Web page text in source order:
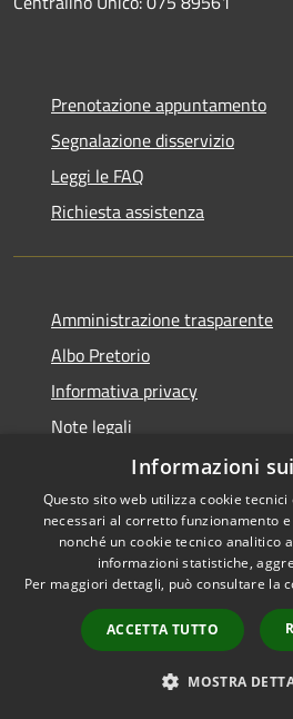
Prenotazione appuntamento
Segnalazione disservizio
Leggi le FAQ
Richiesta assistenza
Amministrazione trasparente
Albo Pretorio
Informativa privacy
Note legali
Dichiarazione di accessibilità
RSS
Accessibilità
Informazioni
Questo sito web utilizza cookie
necessari al corretto funzionamento
nonché un cookie tecnico analitico
informazioni statistiche,
Per maggiori dettagli, può consultare la
ACCETTA TUTTO
MOSTRA